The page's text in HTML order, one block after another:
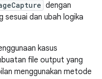
dengan
sesuai dan ubah logika
kasus
file output yang
menggunakan metode